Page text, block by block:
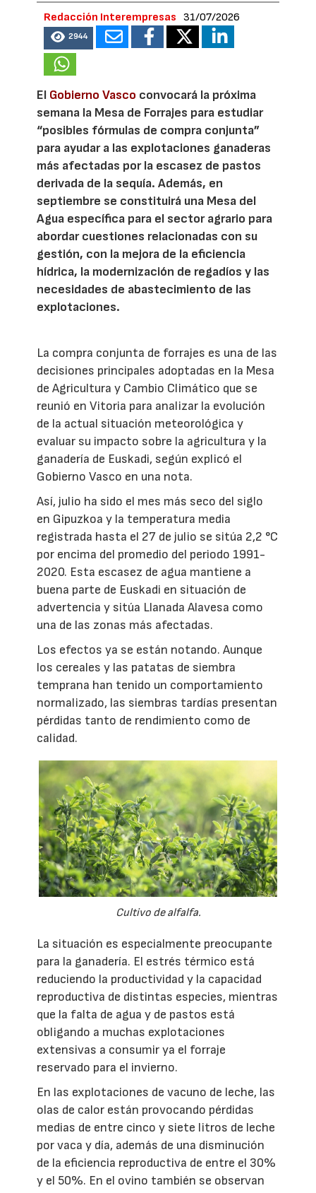
Redacción Interempresas 31/07/2026
2944
El Gobierno Vasco convocará la próxima
semana la Mesa de Forrajes para estudiar
“posibles fórmulas de compra conjunta”
para ayudar a las explotaciones ganaderas
más afectadas por la escasez de pastos
derivada de la sequía. Además, en
septiembre se constituirá una Mesa del
Agua específica para el sector agrario para
abordar cuestiones relacionadas con su
gestión, con la mejora de la eficiencia
hídrica, la modernización de regadíos y las
necesidades de abastecimiento de las
explotaciones.
La compra conjunta de forrajes es una de las
decisiones principales adoptadas en la Mesa
de Agricultura y Cambio Climático que se
reunió en Vitoria para analizar la evolución
de la actual situación meteorológica y
evaluar su impacto sobre la agricultura y la
ganadería de Euskadi, según explicó el
Gobierno Vasco en una nota.
Así, julio ha sido el mes más seco del siglo
en Gipuzkoa y la temperatura media
registrada hasta el 27 de julio se sitúa 2,2 °C
por encima del promedio del periodo 1991-
2020. Esta escasez de agua mantiene a
buena parte de Euskadi en situación de
advertencia y sitúa Llanada Alavesa como
una de las zonas más afectadas.
Los efectos ya se están notando. Aunque
los cereales y las patatas de siembra
temprana han tenido un comportamiento
normalizado, las siembras tardías presentan
pérdidas tanto de rendimiento como de
calidad.
Cultivo de alfalfa.
La situación es especialmente preocupante
para la ganadería. El estrés térmico está
reduciendo la productividad y la capacidad
reproductiva de distintas especies, mientras
que la falta de agua y de pastos está
obligando a muchas explotaciones
extensivas a consumir ya el forraje
reservado para el invierno.
En las explotaciones de vacuno de leche, las
olas de calor están provocando pérdidas
medias de entre cinco y siete litros de leche
por vaca y día, además de una disminución
de la eficiencia reproductiva de entre el 30%
y el 50%. En el ovino también se observan